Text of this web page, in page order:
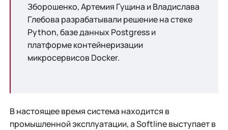
Зборошенко, Артемия Гущина и Владислава
Глебова разрабатывали решение на стеке
Python, базе данных Postgress и
платформе контейнеризации
микросервисов Docker.
В настоящее время система находится в
промышленной эксплуатации, а Softline выступает в